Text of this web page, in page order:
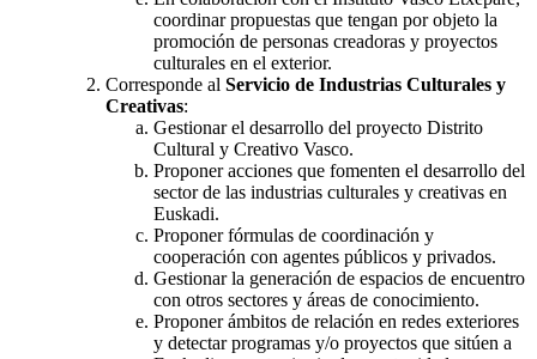
coordinar propuestas que tengan por objeto la
promoción de personas creadoras y proyectos
culturales en el exterior.
Corresponde al Servicio de Industrias Culturales y
Creativas:
Gestionar el desarrollo del proyecto Distrito
Cultural y Creativo Vasco.
Proponer acciones que fomenten el desarrollo del
sector de las industrias culturales y creativas en
Euskadi.
Proponer fórmulas de coordinación y
cooperación con agentes públicos y privados.
Gestionar la generación de espacios de encuentro
con otros sectores y áreas de conocimiento.
Proponer ámbitos de relación en redes exteriores
y detectar programas y/o proyectos que sitúen a